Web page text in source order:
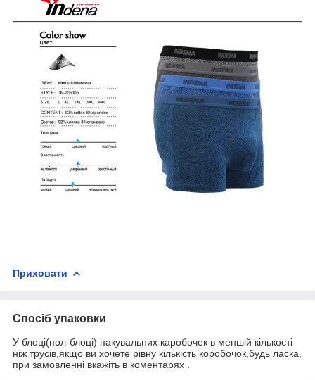
Приховати
Спосіб упаковки
У блоці(пол-блоці) пакувальних каробочек в меншій кількості
ніж трусів,якщо ви хочете рівну кількість коробочок,будь ласка,
при замовленні вкажіть в коментарях .